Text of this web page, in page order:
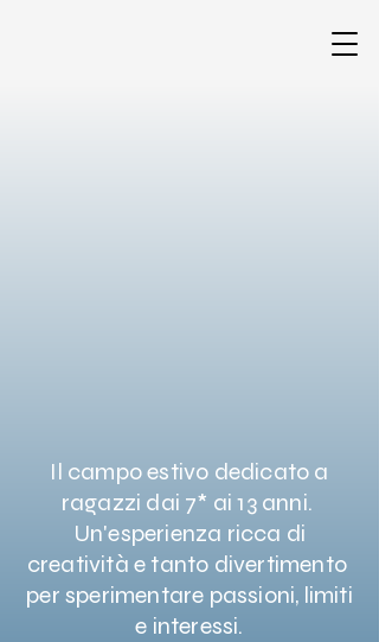
Il campo estivo dedicato a
ragazzi dai 7* ai 13 anni.
Un'esperienza ricca di
creatività e tanto divertimento
per sperimentare passioni, limiti
e interessi.